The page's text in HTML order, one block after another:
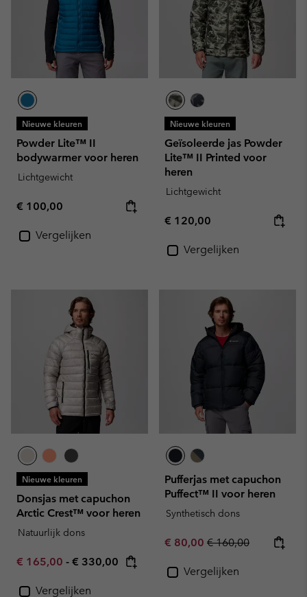
Nieuwe kleuren
Powder Lite™ II
bodywarmer voor heren
Lichtgewicht
Regular price:
€ 100,00
Vergelijken
Nieuwe kleuren
Geïsoleerde jas Powder
Lite™ II Printed voor
heren
Lichtgewicht
Regular price:
€ 120,00
Vergelijken
Nieuwe kleuren
Donsjas met capuchon
Arctic Crest™ voor heren
Natuurlijk dons
Minimum sale price:
€ 165,00 - Maximum price:
€ 330,00
Vergelijken
Pufferjas met capuchon
Puffect™ II voor heren
Synthetisch dons
Sale price:
€ 80,00 Regular price:
€ 160,00
Vergelijken